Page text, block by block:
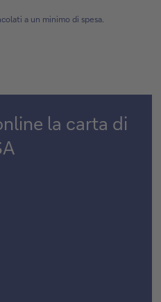
a un minimo di spesa.
la carta di